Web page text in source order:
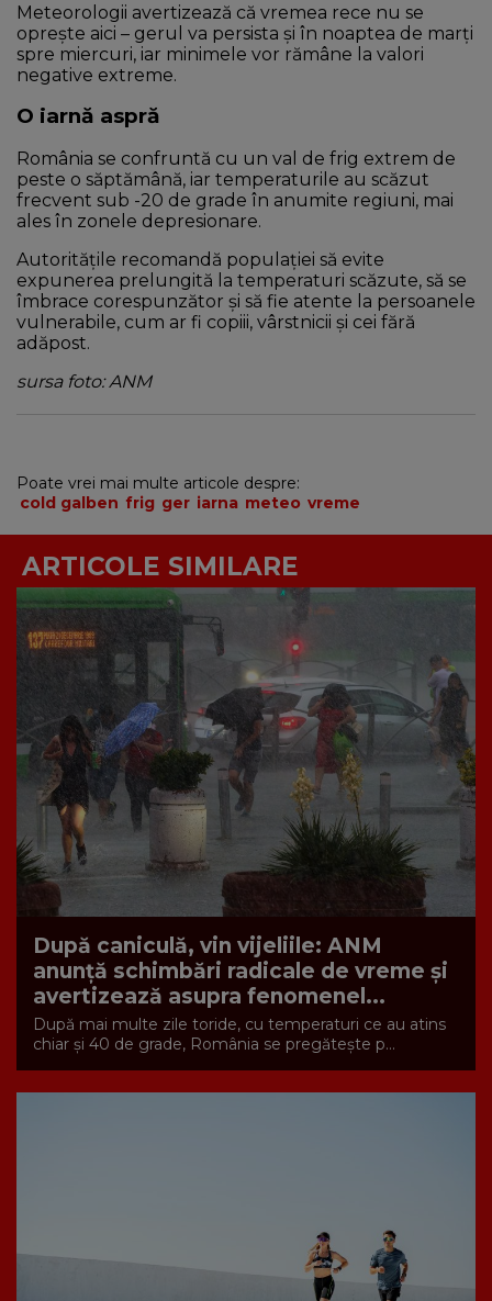
Meteorologii avertizează că vremea rece nu se
oprește aici – gerul va persista și în noaptea de marți
spre miercuri, iar minimele vor rămâne la valori
negative extreme.
O iarnă aspră
România se confruntă cu un val de frig extrem de
peste o săptămână, iar temperaturile au scăzut
frecvent sub -20 de grade în anumite regiuni, mai
ales în zonele depresionare.
Autoritățile recomandă populației să evite
expunerea prelungită la temperaturi scăzute, să se
îmbrace corespunzător și să fie atente la persoanele
vulnerabile, cum ar fi copiii, vârstnicii și cei fără
adăpost.
sursa foto: ANM
Poate vrei mai multe articole despre:
cold galben frig ger iarna meteo vreme
ARTICOLE SIMILARE
După caniculă, vin vijeliile: ANM
anunță schimbări radicale de vreme și
avertizează asupra fenomenel...
După mai multe zile toride, cu temperaturi ce au atins
chiar și 40 de grade, România se pregătește p...